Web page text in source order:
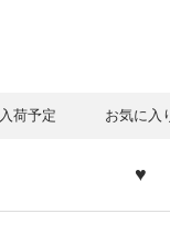
入荷予定 お気に入
♥